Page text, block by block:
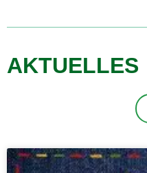
AKTUELLES